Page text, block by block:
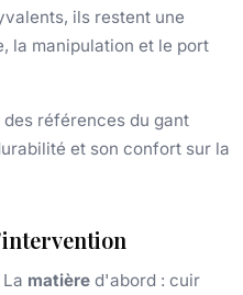
ils restent une
la manipulation et le port
références du gant
et son confort sur la
matière d'abord : cuir